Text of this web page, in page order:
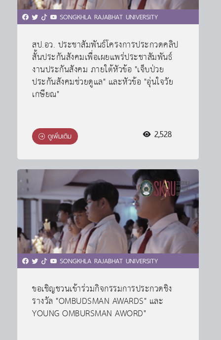
SONGKHLA RAJABHAT UNIVERSITY
สป.อว. ประชาสัมพันธ์โครงการประกวดคลิป
สั้นประกันสังคมเพื่อเผยแพร่ประชาสัมพันธ์
งานประกันสังคม ภายใต้หัวข้อ "เจ็บป่วย
ประกันสังคมช่วยดูแล" และหัวข้อ "อุ่นใจวัย
เกษียณ"
ดูเพิ่มเติม 2,528
SONGKHLA RAJABHAT UNIVERSITY
ขอเชิญชวนเข้าร่วมกิจกรรมการประกวดชิง
รางวัล "OMBUDSMAN AWARDS" และ
YOUNG OMBURSMAN AWORD"